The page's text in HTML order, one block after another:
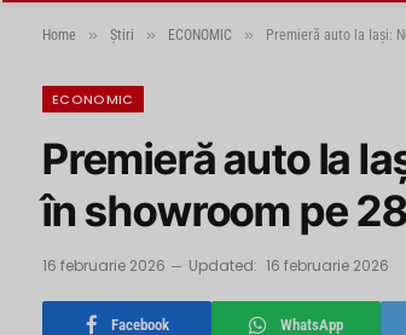
Home » Știri » ECONOMIC » Premieră auto la Iași:
ECONOMIC
Premieră auto la
în showroom pe
16 februarie 2026 Updated: 16 februarie 2026
Facebook WhatsApp